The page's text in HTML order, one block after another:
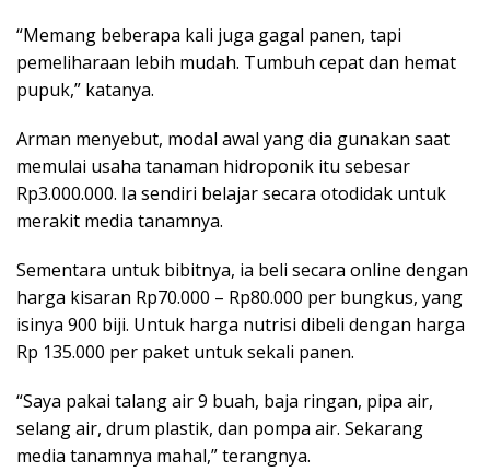
“Memang beberapa kali juga gagal panen, tapi
pemeliharaan lebih mudah. Tumbuh cepat dan hemat
pupuk,” katanya.
Arman menyebut, modal awal yang dia gunakan saat
memulai usaha tanaman hidroponik itu sebesar
Rp3.000.000. Ia sendiri belajar secara otodidak untuk
merakit media tanamnya.
Sementara untuk bibitnya, ia beli secara online dengan
harga kisaran Rp70.000 – Rp80.000 per bungkus, yang
isinya 900 biji. Untuk harga nutrisi dibeli dengan harga
Rp 135.000 per paket untuk sekali panen.
“Saya pakai talang air 9 buah, baja ringan, pipa air,
selang air, drum plastik, dan pompa air. Sekarang
media tanamnya mahal,” terangnya.